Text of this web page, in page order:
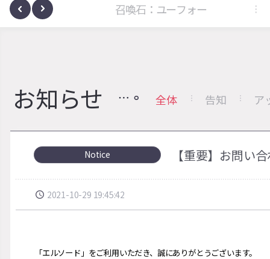
サノヴァ 召喚石：ユーフォー
お知らせ 全体 告知 ア
Notice 【重要】お問い
2021-10-29 19:45:42
「エルソー ド」をご利用いただき、誠にありがとうございます。